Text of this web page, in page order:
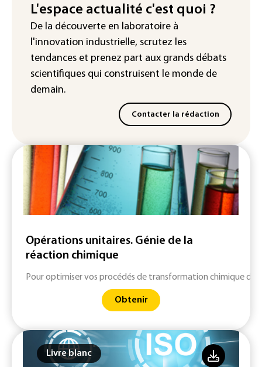
L'Arabie saoudite, le Pakistan et la
Turquie ont signé un accord de défense
L'espace actualité c'est quoi ?
De la découverte en laboratoire à
l'innovation industrielle, scrutez les
tendances et prenez part aux grands débats
scientifiques qui construisent le monde de
demain.
Contacter la rédaction
Opérations unitaires. Génie de la
réaction chimique
Pour optimiser vos procédés de transformation chimique
Obtenir
Livre blanc